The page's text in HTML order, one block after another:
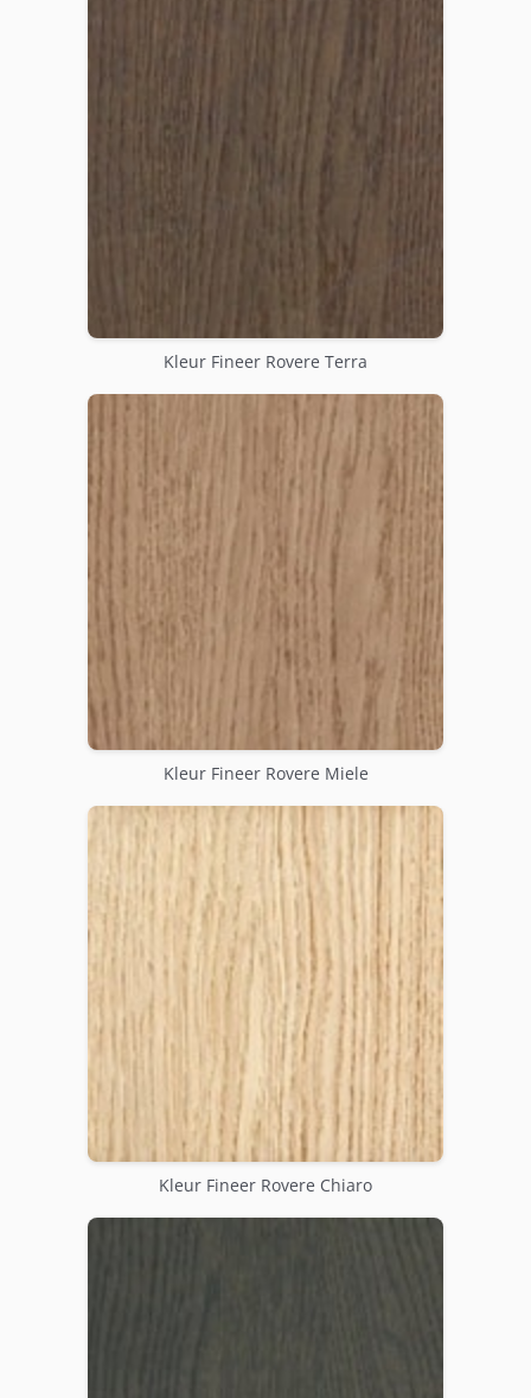
Kleur Fineer Rovere Terra
Kleur Fineer Rovere Miele
Kleur Fineer Rovere Chiaro